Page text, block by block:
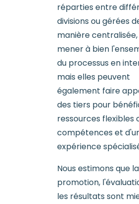
réparties entre
divisions ou gérées
manière
mener à bien
du processus en
mais elles peuvent
également faire
des tiers pour
ressources flexibles
compétences et
expérience
Nous estimons que la
promotion,
les résultats sont